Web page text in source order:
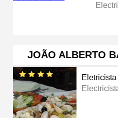
JOÃO ALBERTO
Eletricista